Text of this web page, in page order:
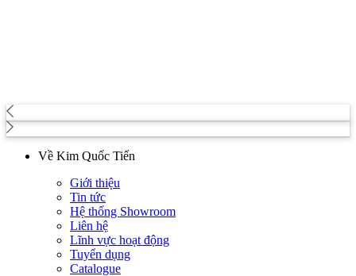
Về Kim Quốc Tiến
Giới thiệu
Tin tức
Hệ thống Showroom
Liên hệ
Lĩnh vực hoạt động
Tuyển dụng
Catalogue